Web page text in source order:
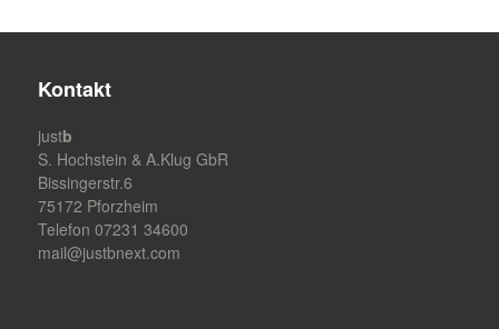
Kontakt
justb
S. Hochstein & A.Klug GbR
Bissingerstr.6
75172 Pforzheim
Telefon 07231 34600
mail@justbnext.com